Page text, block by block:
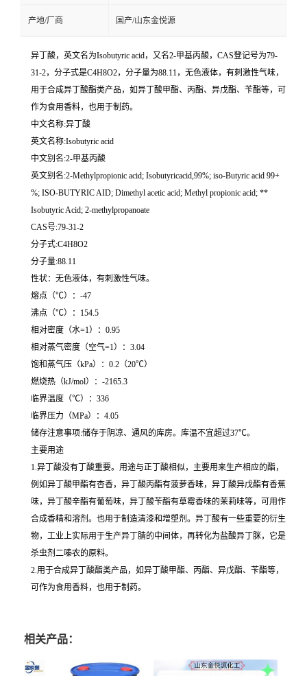
产地/厂商 国产/山东金悦源
异丁酸，英文名为Isobutyric acid，又名2-甲基丙酸，CAS登记号为79-
31-2，分子式是C4H8O2，分子量为88.11，无色液体，有刺激性气味，
用于合成异丁酸酯类产品，如异丁酸甲酯、丙酯、异戊酯、苄酯等，可
作为食用香料，也用于制药。
中文名称:异丁酸
英文名称:Isobutyric acid
中文别名:2-甲基丙酸
英文别名:2-Methylpropionic acid; Isobutyricacid,99%; iso-Butyric acid 99+
%; ISO-BUTYRIC AID; Dimethyl acetic acid; Methyl propionic acid; **
Isobutyric Acid; 2-methylpropanoate
CAS号:79-31-2
分子式:C4H8O2
分子量:88.11
性状：无色液体，有刺激性气味。
熔点（℃）：-47
沸点（℃）：154.5
相对密度（水=1）：0.95
相对蒸气密度（空气=1）：3.04
饱和蒸气压（kPa）：0.2（20℃）
燃烧热（kJ/mol）：-2165.3
临界温度（℃）：336
临界压力（MPa）：4.05
储存注意事项:储存于阴凉、通风的库房。库温不宜超过37℃。
主要用途
1.异丁酸没有丁酸重要。用途与正丁酸相似，主要用来生产相应的酯，
例如异丁酸甲酯有杏香，异丁酸丙酯有菠萝香味，异丁酸异戊酯有香蕉
味，异丁酸辛酯有葡萄味，异丁酸苄酯有草霉香味的茉莉味等，可用作
合成香精和溶剂。也用于制造清漆和增塑剂。异丁酸有一些重要的衍生
物，工业上实际用于生产异丁腈的中间体，再转化为盐酸异丁脒，它是
杀虫剂二嗪农的原料。
2.用于合成异丁酸酯类产品，如异丁酸甲酯、丙酯、异戊酯、苄酯等，
可作为食用香料，也用于制药。
相关产品：